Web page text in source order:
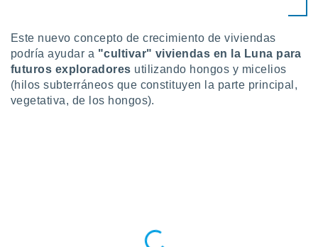
este sitio
IP
de
traten tus
Este nuevo concepto de crecimiento de viviendas
podría ayudar a "cultivar" viviendas en la Luna para
futuros exploradores utilizando hongos y micelios
(hilos subterráneos que constituyen la parte principal,
vegetativa, de los hongos).